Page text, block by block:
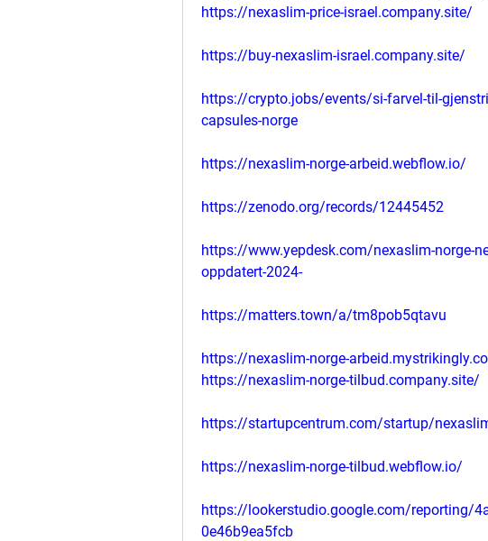
https://nexaslim-price-israel.company.site/
https://buy-nexaslim-israel.company.site/
https://crypto.jobs/events/si-farvel-til-
capsules-norge
https://nexaslim-norge-arbeid.webflow.io/
https://zenodo.org/records/12445452
https://www.yepdesk.com/nexaslim-norge-
oppdatert-2024-
https://matters.town/a/tm8pob5qtavu
https://nexaslim-norge-
https://nexaslim-norge-tilbud.company.site/
https://startupcentrum.com/startup/
https://nexaslim-norge-tilbud.webflow.io/
https://lookerstudio.google.com/reporting/
0e46b9ea5fcb